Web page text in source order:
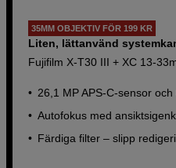
35MM OBJEKTIV FÖR 199 KR
Liten, lättanvänd
Fujifilm X-T30 III + XC 13-
26,1 MP APS-C-sensor och
Autofokus med
Färdiga filter – slipp